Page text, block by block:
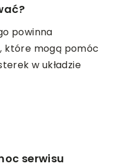
powinna
które mogą pomóc
w układzie
serwisu